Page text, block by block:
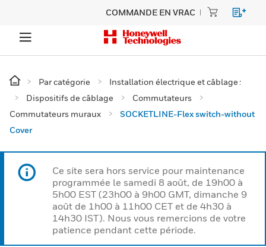
COMMANDE EN VRAC
Par catégorie
Installation électrique et câblage :
Dispositifs de câblage
Commutateurs
Commutateurs muraux
SOCKETLINE-Flex switch-without
Cover
Ce site sera hors service pour maintenance
programmée le samedi 8 août, de 19h00 à
5h00 EST (23h00 à 9h00 GMT, dimanche 9
août de 1h00 à 11h00 CET et de 4h30 à
14h30 IST). Nous vous remercions de votre
patience pendant cette période.